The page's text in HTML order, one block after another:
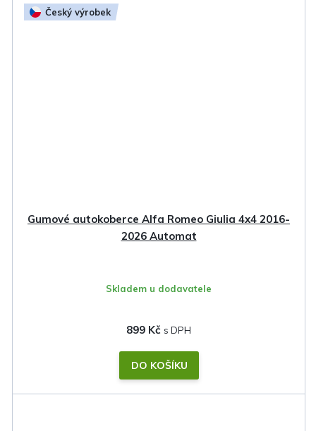
Český výrobek
Gumové autokoberce Alfa Romeo Giulia 4x4 2016-
2026 Automat
Skladem u dodavatele
899 Kč
DO KOŠÍKU